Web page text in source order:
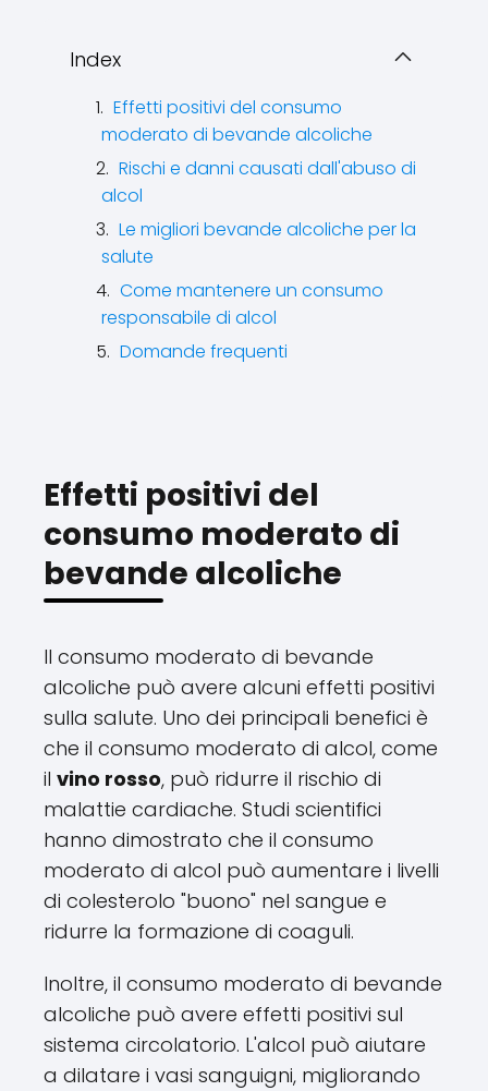
Index
Effetti positivi del consumo
moderato di bevande alcoliche
Rischi e danni causati dall'abuso di
alcol
Le migliori bevande alcoliche per la
salute
Come mantenere un consumo
responsabile di alcol
Domande frequenti
Effetti positivi del
consumo moderato di
bevande alcoliche
Il consumo moderato di bevande
alcoliche può avere alcuni effetti positivi
sulla salute. Uno dei principali benefici è
che il consumo moderato di alcol, come
il vino rosso, può ridurre il rischio di
malattie cardiache. Studi scientifici
hanno dimostrato che il consumo
moderato di alcol può aumentare i livelli
di colesterolo "buono" nel sangue e
ridurre la formazione di coaguli.
Inoltre, il consumo moderato di bevande
alcoliche può avere effetti positivi sul
sistema circolatorio. L'alcol può aiutare
a dilatare i vasi sanguigni, migliorando